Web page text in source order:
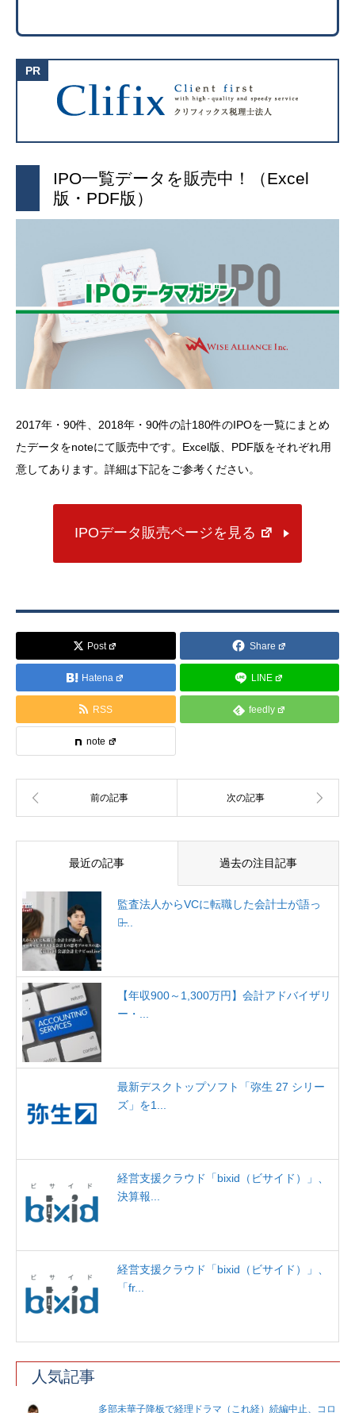
IPO一覧データを販売中！（Excel
版・PDF版）
2017年・90件、2018年・90件の計180件のIPOを一覧にまとめ
たデータをnoteにて販売中です。Excel版、PDF版をそれぞれ用
意してあります。詳細は下記をご参考ください。
IPOデータ販売ページを見る
Post Share
Hatena LINE
RSS feedly
note
最近の記事 過去の注目記事
監査法人からVCに転職した会計士が語っ
た̶...
【年収900～1,300万円】会計アドバイザリ
ー・...
最新デスクトップソフト「弥生 27 シリー
ズ」を1...
経営支援クラウド「bixid（ビサイド）」、
決算報...
経営支援クラウド「bixid（ビサイド）」、
「fr...
人気記事
多部未華子降板で経理ドラマ（これ経）続編中止、コロ